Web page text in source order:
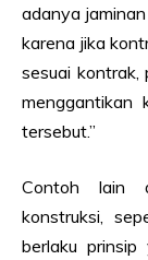
adanya
karena jika
sesuai kontrak,
menggantikan
tersebut.”
Contoh lain
konstruksi,
berlaku